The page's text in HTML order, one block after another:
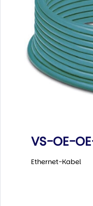
VS-OE-
Ethernet-Kabel